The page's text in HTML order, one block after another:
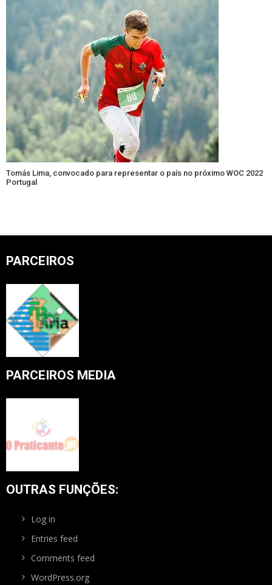
Tomás Lima, convocado para representar o país no próximo WOC 2022
Portugal
PARCEIROS
PARCEIROS MEDIA
OUTRAS FUNÇÕES:
Log in
Entries feed
Comments feed
WordPress.org